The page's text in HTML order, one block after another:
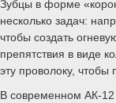
Зубцы в форме
несколько задач:
чтобы создать
препятствия в виде
эту проволоку, чтобы
В современном АК-12